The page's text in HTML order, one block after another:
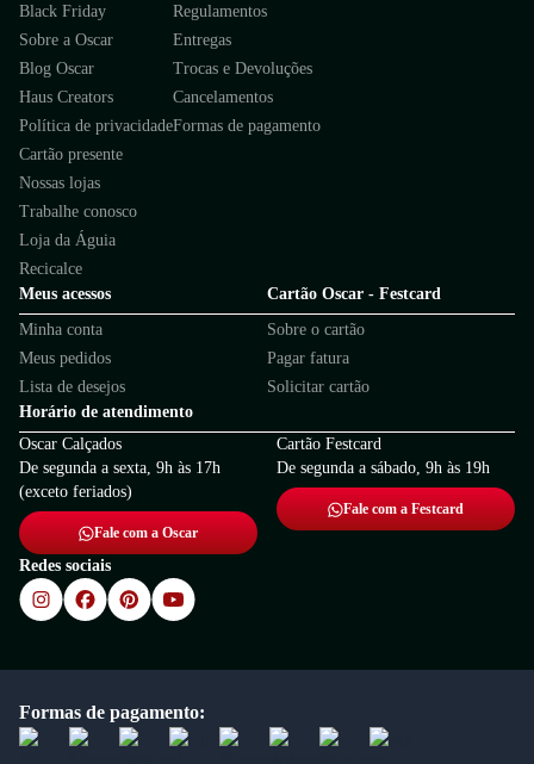
Black Friday
Sobre a Oscar
Blog Oscar
Haus Creators
Política de privacidade
Cartão presente
Nossas lojas
Trabalhe conosco
Loja da Águia
Recicalce
Regulamentos
Entregas
Trocas e Devoluções
Cancelamentos
Formas de pagamento
Meus acessos
Minha conta
Meus pedidos
Lista de desejos
Cartão Oscar - Festcard
Sobre o cartão
Pagar fatura
Solicitar cartão
Horário de atendimento
Oscar Calçados
De segunda a sexta, 9h às 17h
(exceto feriados)
Fale com a Oscar
Cartão Festcard
De segunda a sábado, 9h às 19h
Fale com a Festcard
Redes sociais
Formas de pagamento: